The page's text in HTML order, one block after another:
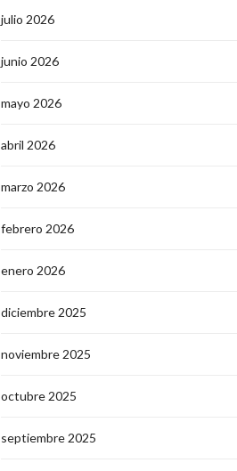
julio 2026
junio 2026
mayo 2026
abril 2026
marzo 2026
febrero 2026
enero 2026
diciembre 2025
noviembre 2025
octubre 2025
septiembre 2025